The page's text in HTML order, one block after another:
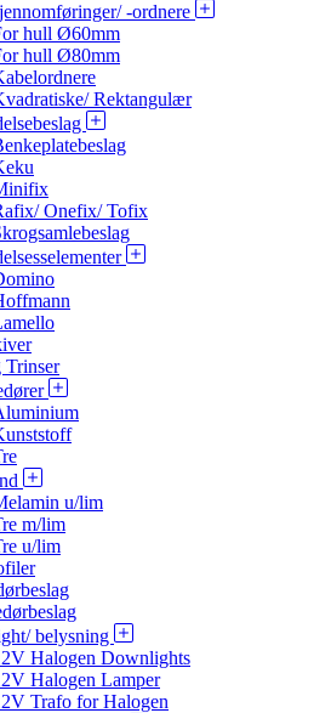
-ordnere
hull Ø60mm
hull Ø80mm
Rektangulær
Onefix/ Tofix
u/lim
m/lim
u/lim
belysning
Halogen Downlights
Halogen Lamper
Trafo for Halogen